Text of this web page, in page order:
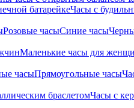
батарейкеЧасы с
Розовые часыСиние часы
Маленькие часы для
часыПрямоугольные часы
браслетомЧасы с